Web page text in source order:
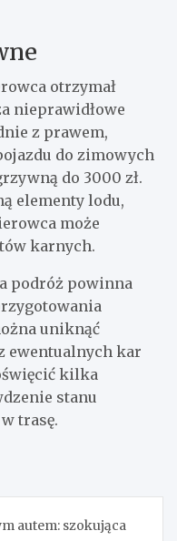
otrzymał
nieprawidłowe
z prawem,
do zimowych
do 3000 zł.
elementy lodu,
może
karnych.
podróż powinna
uniknąć
ewentualnych kar
kilka
stanu
trasę.
autem: szokująca